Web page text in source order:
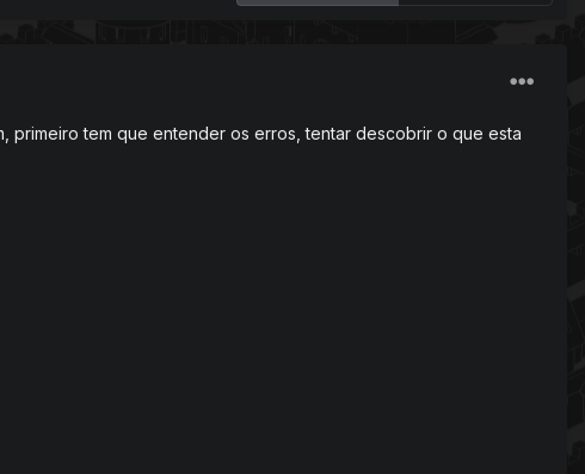
primeiro tem que entender os erros, tentar descobrir o que esta